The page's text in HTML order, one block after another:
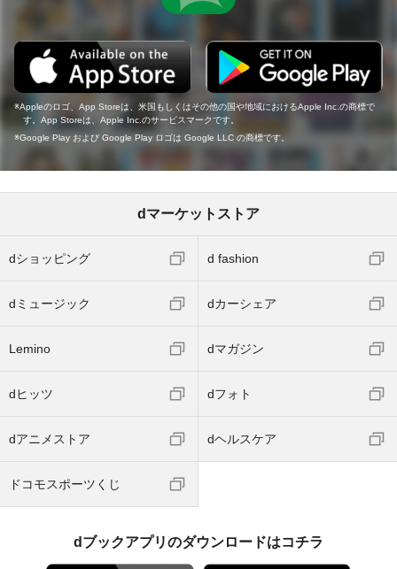
Appleのロゴ、App Storeは、米国もしくはその他の国や地域におけるApple Inc.の商標で
す。App Storeは、Apple Inc.のサービスマークです。
Google Play および Google Play ロゴは Google LLC の商標です。
dマーケットストア
dショッピング d fashion
dミュージック dカーシェア
Lemino dマガジン
dヒッツ dフォト
dアニメストア dヘルスケア
ドコモスポーツくじ
dブックアプリのダウンロードはコチラ